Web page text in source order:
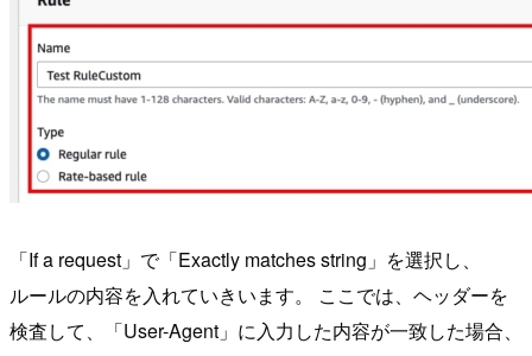
「If a request」で「Exactly matches string」を選択し、
ルールの内容を入れていきいます。 ここでは、ヘッダーを
検査して、「User-Agent」に入力した内容が一致した場合、